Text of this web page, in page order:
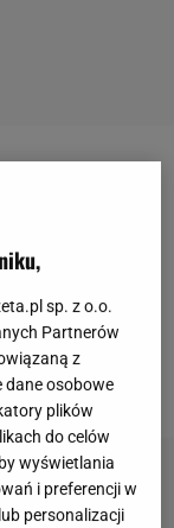
przegrała
2:0.
Benzemy i
a Al-
sp. z o.o.
Partnerów
z
dane osobowe
plików
do celów
wyświetlania
i preferencji w
personalizacji